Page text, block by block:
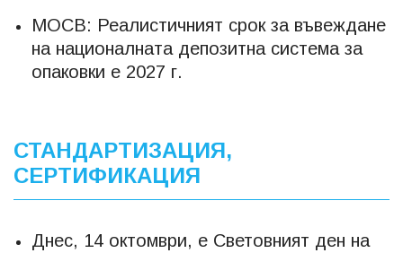
МОСВ: Реалистичният срок за въвеждане
на националната депозитна система за
опаковки е 2027 г.
СТАНДАРТИЗАЦИЯ,
СЕРТИФИКАЦИЯ
Днес, 14 октомври, е Световният ден на